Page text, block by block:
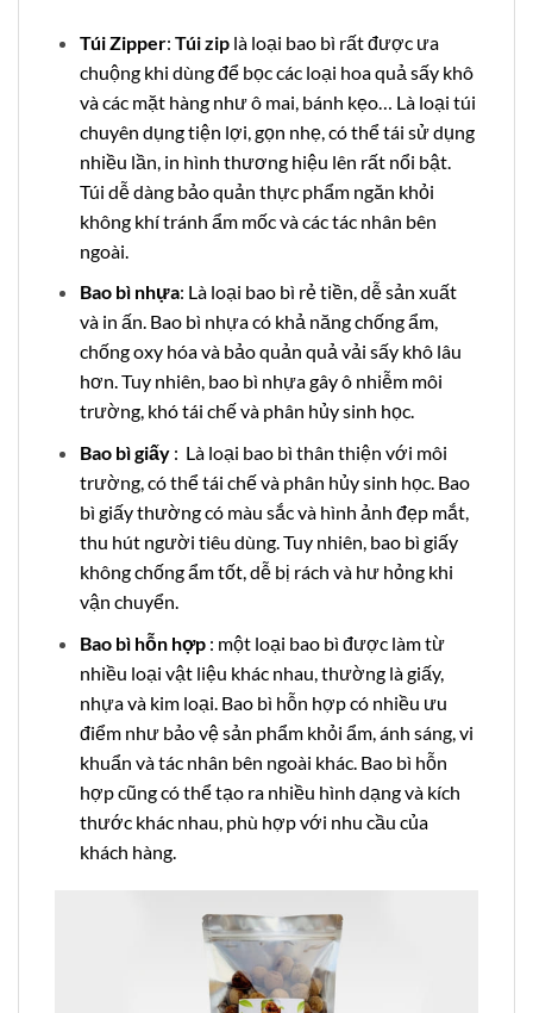
Túi Zipper: Túi ziplà loại bao bì rất được ưa
chuộng khi dùng để bọc các loại hoa quả sấy khô
và các mặt hàng như ô mai, bánh kẹo… Là loại túi
chuyên dụng tiện lợi, gọn nhẹ, có thể tái sử dụng
nhiều lần, in hình thương hiệu lên rất nổi bật.
Túi dễ dàng bảo quản thực phẩm ngăn khỏi
không khí tránh ẩm mốc và các tác nhân bên
ngoài.
Bao bì nhựa: Là loại bao bì rẻ tiền, dễ sản xuất
và in ấn. Bao bì nhựa có khả năng chống ẩm,
chống oxy hóa và bảo quản quả vải sấy khô lâu
hơn. Tuy nhiên, bao bì nhựa gây ô nhiễm môi
trường, khó tái chế và phân hủy sinh học.
Bao bì giấy: Là loại bao bì thân thiện với môi
trường, có thể tái chế và phân hủy sinh học. Bao
bì giấy thường có màu sắc và hình ảnh đẹp mắt,
thu hút người tiêu dùng. Tuy nhiên, bao bì giấy
không chống ẩm tốt, dễ bị rách và hư hỏng khi
vận chuyển.
Bao bì hỗn hợp: một loại bao bì được làm từ
nhiều loại vật liệu khác nhau, thường là giấy,
nhựa và kim loại. Bao bì hỗn hợp có nhiều ưu
điểm như bảo vệ sản phẩm khỏi ẩm, ánh sáng, vi
khuẩn và tác nhân bên ngoài khác. Bao bì hỗn
hợp cũng có thể tạo ra nhiều hình dạng và kích
thước khác nhau, phù hợp với nhu cầu của
khách hàng.